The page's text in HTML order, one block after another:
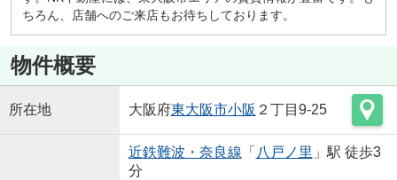
ちろん、店舗へのご来店もお待ちしております。
物件概要
所在地 大阪府東大阪市小阪 ２丁目9-25
近鉄難波・奈良線 「 八戸ノ里 」駅 徒歩3
分